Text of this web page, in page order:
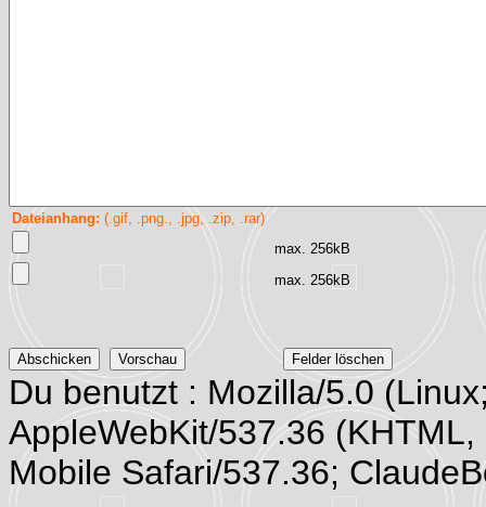
Dateianhang: (.gif, .png., .jpg, .zip, .rar)
max. 256kB
max. 256kB
Du benutzt : Mozilla/5.0
AppleWebKit/537.36
Mobile Safari/537.36;